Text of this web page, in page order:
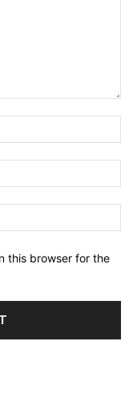
this browser for the